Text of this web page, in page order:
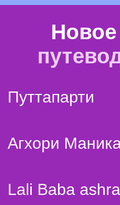
Путтапарти
Агхори
Lali Baba